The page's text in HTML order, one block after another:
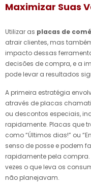
Maximizar Suas
Utilizar as placas de
atrair clientes, mas
impacto dessas
decisões de compra, e a
pode levar a resultados
A primeira estratégia
através de placas
ou descontos especiais,
rapidamente. Placas que
como “Últimos dias!” ou
senso de posse e podem
rapidamente pela
vezes o que leva os
não planejavam.